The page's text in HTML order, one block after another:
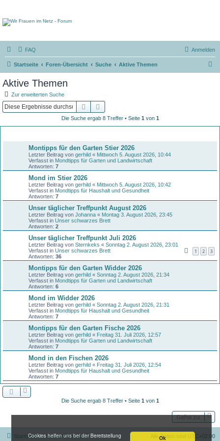
Ok
Cookies helfen uns bei der Bereitstellung
FAQ Anmelden
Startseite Foren-Übersicht Suche Aktive Themen
Aktive Themen
Zur erweiterten Suche
Suche
Die Suche ergab 8 Treffer • Seite 1von 1
Montipps für den Garten Stier 2026
Letzter Beitrag von gerhild « Mittwoch 5. August 2026, 10:44
Verfasst in Mondtipps für Garten und Landwirtschaft
Antworten: 7
Mond im Stier 2026
Letzter Beitrag von gerhild « Mittwoch 5. August 2026, 10:42
Verfasst in Mondtipps für Haushalt und Gesundheit
Antworten: 7
Unser täglicher Treffpunkt August 2026
Letzter Beitrag von Johanna « Montag 3. August 2026, 23:45
Verfasst in Unser schwarzes Brett
Antworten: 2
Unser täglicher Treffpunkt Juli 2026
Letzter Beitrag von Sternkeks « Sonntag 2. August 2026, 23:01
Verfasst in Unser schwarzes Brett
Antworten: 36
1 2 3
Montipps für den Garten Widder 2026
Letzter Beitrag von gerhild « Sonntag 2. August 2026, 21:34
Verfasst in Mondtipps für Garten und Landwirtschaft
Antworten: 6
Mond im Widder 2026
Letzter Beitrag von gerhild « Sonntag 2. August 2026, 21:31
Verfasst in Mondtipps für Haushalt und Gesundheit
Antworten: 7
Montipps für den Garten Fische 2026
Letzter Beitrag von gerhild « Freitag 31. Juli 2026, 12:57
Verfasst in Mondtipps für Garten und Landwirtschaft
Antworten: 7
Mond in den Fischen 2026
Letzter Beitrag von gerhild « Freitag 31. Juli 2026, 12:54
Verfasst in Mondtipps für Haushalt und Gesundheit
Antworten: 7
Die Suche ergab 8 Treffer • Seite 1von 1
Gehe zu
Startseite Foren-Übersicht Alle Zeiten sind UTC+02:00